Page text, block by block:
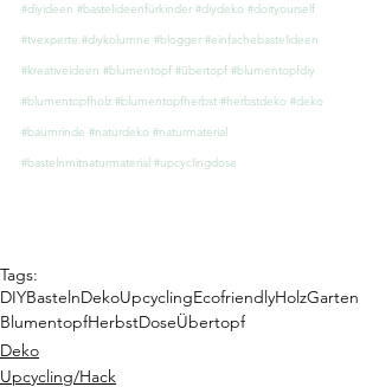
#diyideen #bastelideenfürkinder #diydeko #doityourself
#tvexperte #diykolumne #blogger #einfachebastelideen
#kreativeideen #blumentopf #übertopf #blumentopfdiy
#blumentopfholz #blumentopfherbst #herbstdeko #deko
#baumrinde #naturdeko #naturmaterial
#bastelnmitnaturmaterial #upcyclingdose
Tags:
DIYBastelnDekoUpcyclingEcofriendlyHolzGarten
BlumentopfHerbstDoseÜbertopf
Deko
Upcycling/Hack